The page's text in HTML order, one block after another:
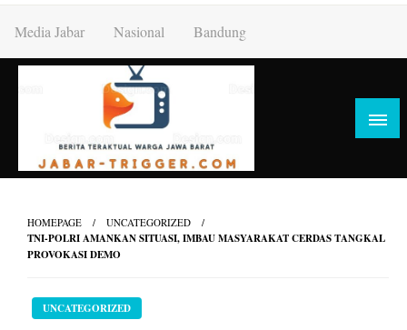
content
Media Jabar Nasional Bandung
HOMEPAGE UNCATEGORIZED
TNI-POLRI AMANKAN SITUASI, IMBAU MASYARAKAT CERDAS TANGKAL
PROVOKASI DEMO
UNCATEGORIZED